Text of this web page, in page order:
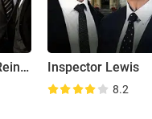
Lei & Ordem: Reino Unido Inspector Lewis
8.2